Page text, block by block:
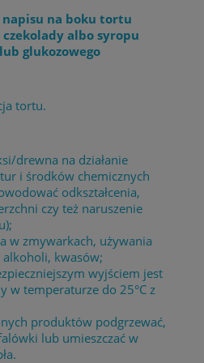
napisu na boku tortu
albo syropu
glukozowego
tortu.
drewna na działanie
i środków chemicznych
odkształcenia,
czy też naruszenie
w zmywarkach, używania
kwasów;
wyjściem jest
w temperaturze do 25°C z
produktów podgrzewać,
lub umieszczać w